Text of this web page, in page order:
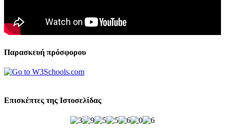
Παρασκευή πρόσφορου
Επισκέπτες της Ιστοσελίδας